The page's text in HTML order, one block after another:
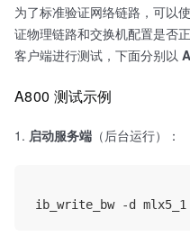
为了标准验证网络链路，可以
证物理链路和交换机配置是否
客户端进行测试，下面分别以
A800 测试示例
启动服务端 （后台运行）：